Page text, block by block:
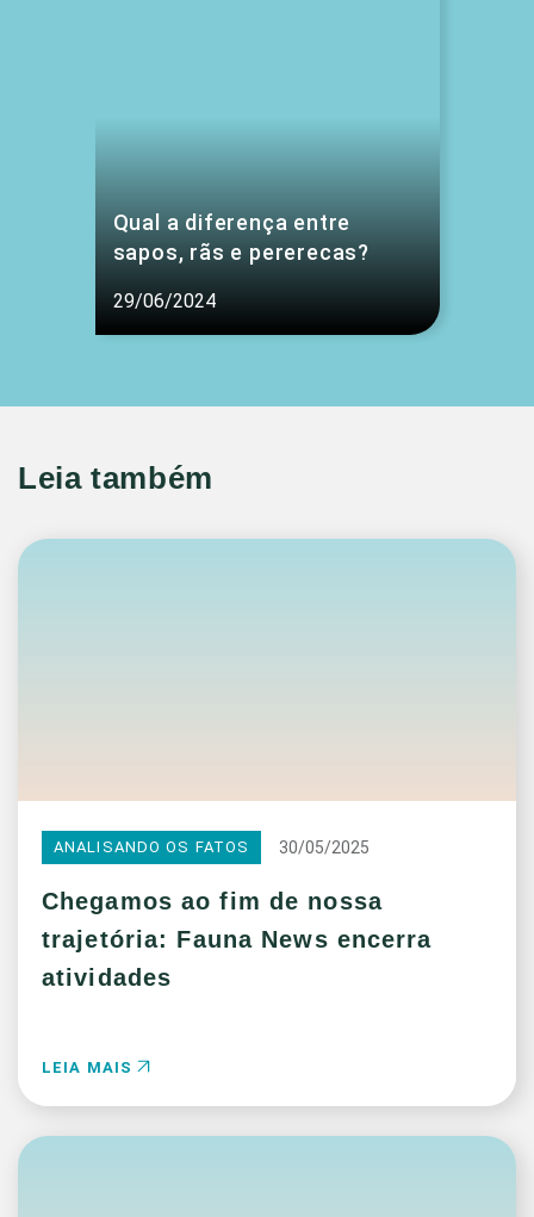
Qual a diferença entre
sapos, rãs e pererecas?
29/06/2024
Leia também
ANALISANDO OS FATOS 30/05/2025
Chegamos ao fim de nossa
trajetória: Fauna News encerra
atividades
LEIA MAIS